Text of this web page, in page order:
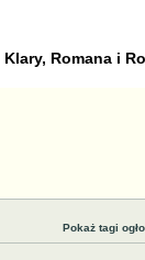
Klary, Romana i
Pokaż tagi